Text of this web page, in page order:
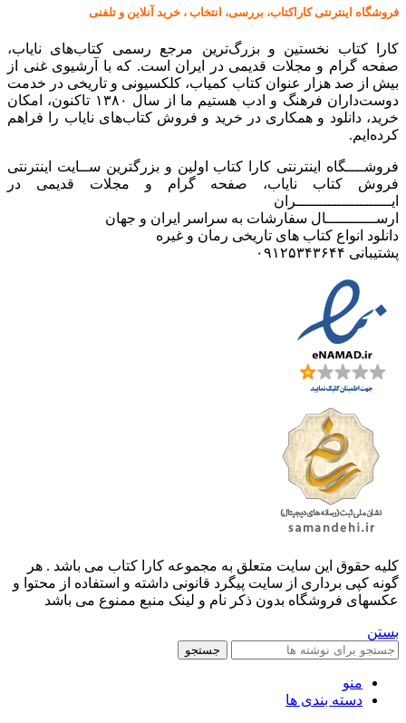
فروشگاه اینترنتی کاراکتاب، بررسی، انتخاب ، خرید آنلاین و تلفنی
کارا کتاب نخستین و بزرگ‌ترین مرجع رسمی کتاب‌های نایاب،
صفحه گرام و مجلات قدیمی در ایران است. که با آرشیوی غنی از
بیش از صد هزار عنوان کتاب کمیاب، کلکسیونی و تاریخی در خدمت
دوست‌داران فرهنگ و ادب هستیم ما از سال ۱۳۸۰ تاکنون، امکان
خرید، دانلود و همکاری در خرید و فروش کتاب‌های نایاب را فراهم
کرده‌ایم.
فروشــــگاه اینترنتی کارا کتاب اولین و بزرگترین ســایت اینترنتی
فروش کتاب نایاب، صفحه گرام و مجلات قدیمی در
ایـــــــــــــــــــــران
ارســـــــــــال سفارشات به سراسر ایران و جهان
دانلود انواع کتاب های تاریخی رمان و غیره
پشتیبانی ۰۹۱۲۵۳۴۳۶۴۴
کليه حقوق اين سايت متعلق به مجموعه کارا کتاب می باشد . هر
گونه کپی برداری از سایت پیگرد قانونی داشته و استفاده از محتوا و
عکسهای فروشگاه بدون ذکر نام و لینک منبع ممنوع می باشد
بستن
جستجو
منو
دسته بندی ها